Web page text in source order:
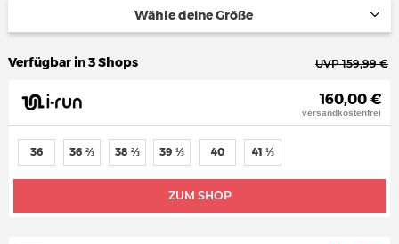
Wähle deine Größe
Verfügbar in 3 Shops UVP 159,99 €
160,00 €
versandkostenfrei
ZUM SHOP
36 36 ⅔ 38 ⅔ 39 ⅓ 40 41 ⅓